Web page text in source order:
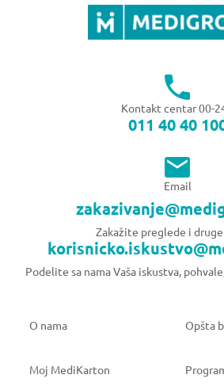
Kontakt centar 00-
011 40 40
Email
Zakažite preglede i
Podelite sa nama Vaša iskustva,
O nama Opšta
Moj MediKarton